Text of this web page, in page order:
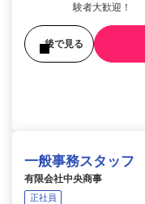
験者大歓迎！
後で見る
一般事務スタッフ
有限会社中央商事
正社員